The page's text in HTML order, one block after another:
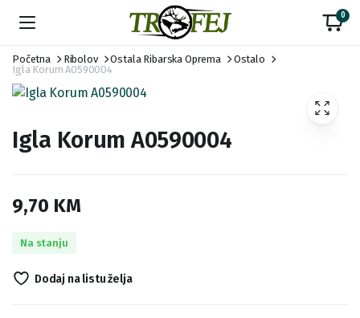
0
Početna Ribolov Ostala Ribarska Oprema
Ostalo
Igla Korum A0590004
Igla Korum A0590004
9,70 KM
Na stanju
Dodaj na listu želja